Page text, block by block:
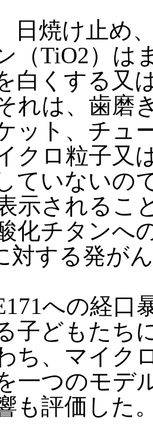
日焼け止め
（TiO2）は
白くする又
れは、歯磨
ット、チュ
クロ粒子又
ていないの
示されるこ
化チタンへ
対する発が
への経口
子どもたち
ち、マイク
一つのモデ
も評価した